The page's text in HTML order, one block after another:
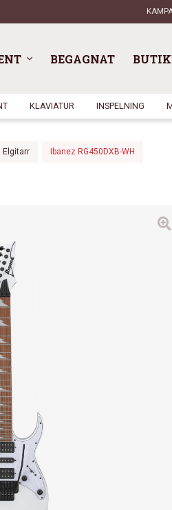
BEGAGNAT
KLAVIATUR INSPELNING
Elgitarr Ibanez RG450DXB-WH